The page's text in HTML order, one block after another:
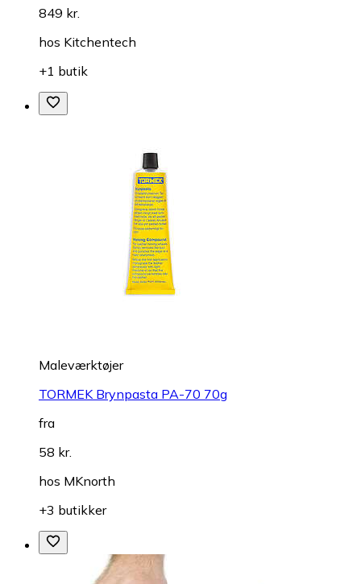
849 kr.
hos Kitchentech
+1 butik
Maleværktøjer
TORMEK Brynpasta PA-70 70g
fra
58 kr.
hos MKnorth
+3 butikker